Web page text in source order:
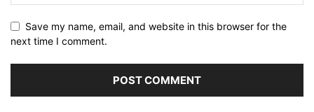
Save my name, email, and website in this browser for the
next time I comment.